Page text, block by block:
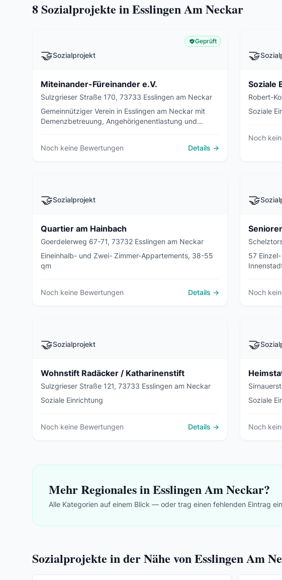
8Sozialprojekte in Esslingen Am Neckar
🤝Sozialprojekt
Geprüft
Miteinander-Füreinander e.V.
Sulzgrieser Straße 170, 73733 Esslingen am Neckar
Gemeinnütziger Verein in Esslingen am Neckar mit
Demenzbetreuung, Angehörigenentlastung und
Noch keine Bewertungen
Details →
🤝
Soziale
Robert-
Soziale
Noch
🤝Sozialprojekt
Quartier am Hainbach
Goerdelerweg 67-71, 73732 Esslingen am Neckar
Eineinhalb- und Zwei- Zimmer-Appartements, 38-55
qm
Noch keine Bewertungen Details →
🤝
57
Noch
🤝Sozialprojekt
Wohnstift Radäcker / Katharinenstift
Sulzgrieser Straße 121, 73733 Esslingen am Neckar
Soziale Einrichtung
Noch keine Bewertungen Details →
🤝
Soziale
Noch
Mehr Regionales in Esslingen Am Neckar?
Alle Kategorien auf einem Blick — oder trag einen fehlenden Eintrag
Sozialprojekte in der Nähe von Esslingen Am